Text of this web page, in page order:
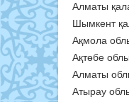
Алматы
Шымкент
Ақмола
Ақтөбе
Алматы
Атырау